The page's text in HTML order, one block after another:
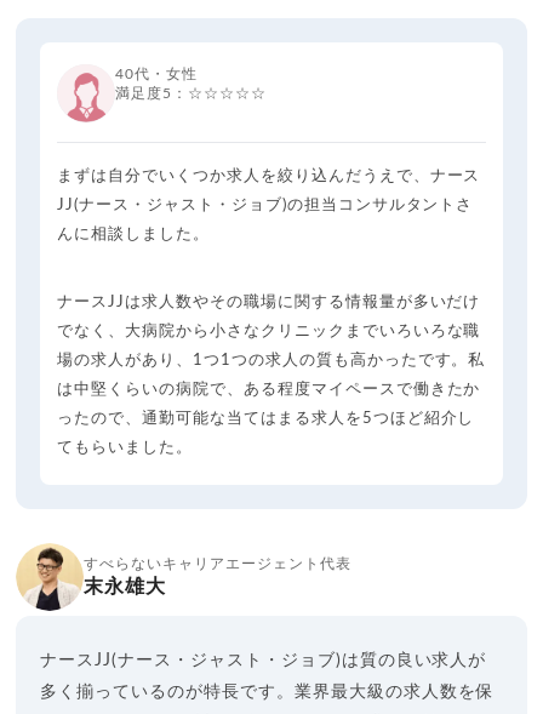
40代・女性
満足度5：☆☆☆☆☆
まずは自分でいくつか求人を絞り込んだうえで、ナース
JJ(ナース・ジャスト・ジョブ)の担当コンサルタントさ
んに相談しました。
ナースJJは求人数やその職場に関する情報量が多いだけ
でなく、大病院から小さなクリニックまでいろいろな職
場の求人があり、1つ1つの求人の質も高かったです。私
は中堅くらいの病院で、ある程度マイペースで働きたか
ったので、通勤可能な当てはまる求人を5つほど紹介し
てもらいました。
すべらないキャリアエージェント代表
末永雄大
ナースJJ(ナース・ジャスト・ジョブ)は質の良い求人が
多く揃っているのが特長です。業界最大級の求人数を保